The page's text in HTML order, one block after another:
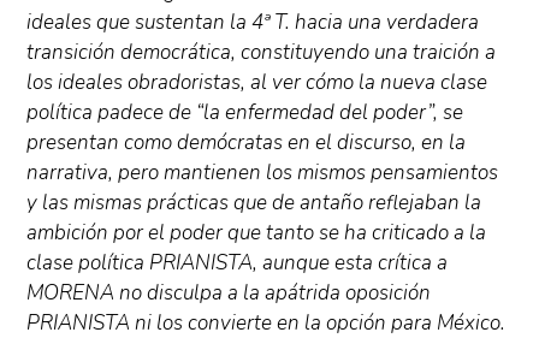
ideales que sustentan la 4ª T. hacia una verdadera
transición democrática, constituyendo una traición a
los ideales obradoristas, al ver cómo la nueva clase
política padece de “la enfermedad del poder”, se
presentan como demócratas en el discurso, en la
narrativa, pero mantienen los mismos pensamientos
y las mismas prácticas que de antaño reflejaban la
ambición por el poder que tanto se ha criticado a la
clase política PRIANISTA, aunque esta crítica a
MORENA no disculpa a la apátrida oposición
PRIANISTA ni los convierte en la opción para México.